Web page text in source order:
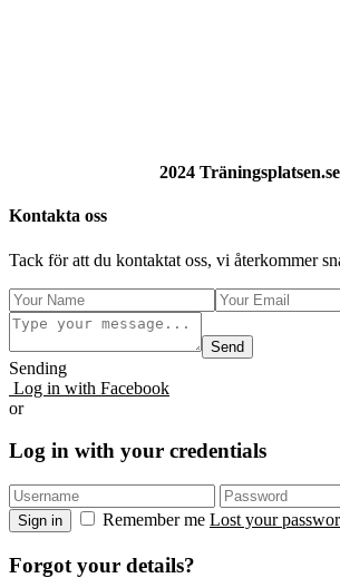
2024 Träningsplatsen.se
Kontakta oss
Tack för att du kontaktat oss, vi återkommer
Send
Sending
Log in with Facebook
or
Log in with your credentials
Sign in Remember me Lost your
Forgot your details?